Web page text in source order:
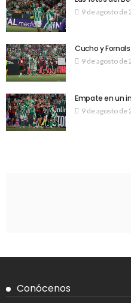
9 de agosto de
Cucho y
9 de agosto de
Empate en un
9 de agosto de
Conócenos